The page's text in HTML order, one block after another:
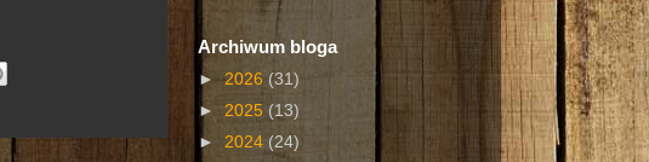
Archiwum bloga
► 2026 (31)
► 2025 (13)
► 2024 (24)